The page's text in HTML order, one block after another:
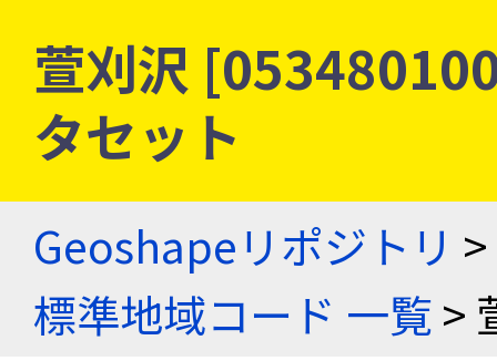
萱刈沢
タセット
Geoshapeリポジトリ >
標準地域コード 一覧>